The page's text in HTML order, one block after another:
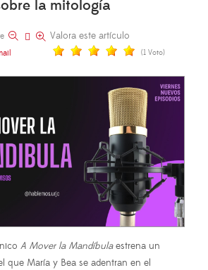
la mitología
Valora este artículo
(1 Voto)
A Mover la Mandíbulaestrena un
que María y Bea se adentran en el